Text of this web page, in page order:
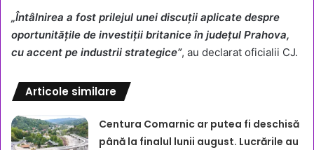
„Întâlnirea a fost prilejul unei discuții aplicate despre
oportunitățile de investiții britanice în județul Prahova,
cu accent pe industrii strategice”, au declarat oficialii CJ.
Articole similare
Centura Comarnic ar putea fi deschisă
până la finalul lunii august. Lucrările au